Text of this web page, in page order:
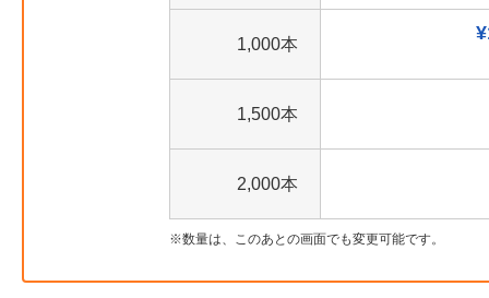
1,000本
1,500本
2,000本
数量は、このあとの画面でも変更可能です。